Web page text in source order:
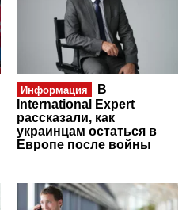
Информация
В
International Expert
рассказали, как
украинцам остаться в
Европе после войны